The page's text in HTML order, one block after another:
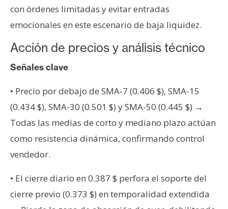
con órdenes limitadas y evitar entradas
emocionales en este escenario de baja liquidez.
Acción de precios y análisis técnico
Señales clave
• Precio por debajo de SMA-7 (0.406 $), SMA-15
(0.434 $), SMA-30 (0.501 $) y SMA-50 (0.445 $) →
Todas las medias de corto y mediano plazo actúan
como resistencia dinámica, confirmando control
vendedor.
• El cierre diario en 0.387 $ perfora el soporte del
cierre previo (0.373 $) en temporalidad extendida